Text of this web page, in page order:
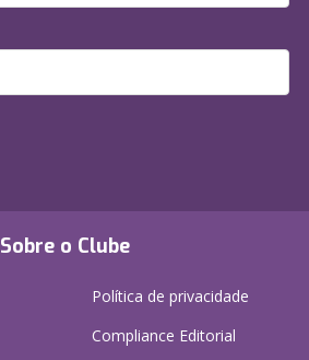
Sobre o Clube
Política de privacidade
Compliance Editorial